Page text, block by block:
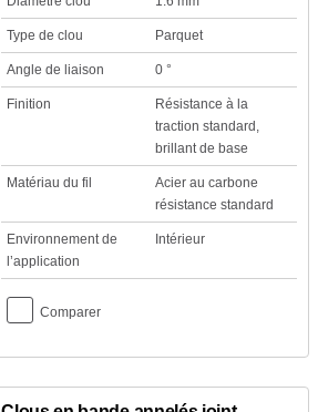
Type de clou Parquet
Angle de liaison 0 °
Finition
Résistance à la
traction standard,
brillant de base
Matériau du fil
Acier au carbone
résistance standard
Environnement de
l’application
Intérieur
Comparer